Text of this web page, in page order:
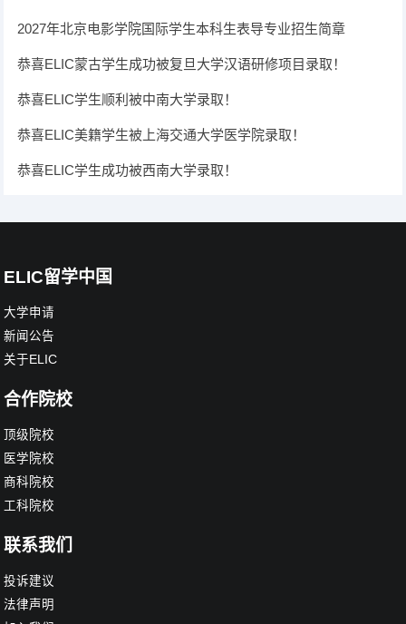
2027年北京电影学院国际学生本科生表导专业招生简章
恭喜ELIC蒙古学生成功被复旦大学汉语研修项目录取！
恭喜ELIC学生顺利被中南大学录取！
恭喜ELIC美籍学生被上海交通大学医学院录取！
恭喜ELIC学生成功被西南大学录取！
ELIC留学中国
大学申请
新闻公告
关于ELIC
合作院校
顶级院校
医学院校
商科院校
工科院校
联系我们
投诉建议
法律声明